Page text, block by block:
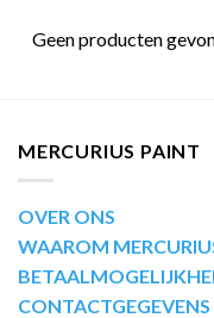
Geen producten
MERCURIUS PAINT
OVER ONS
WAAROM
CONTACTGEGEVENS